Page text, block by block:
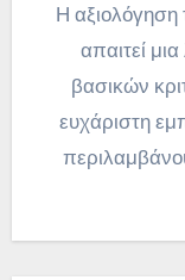
Η αξιολόγηση των γηπέδων γκολφ στην Τσεχία
απαιτεί
βασικών
ευχάριστη